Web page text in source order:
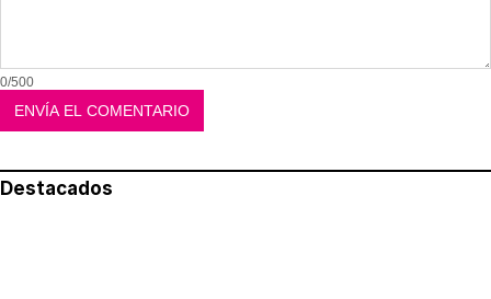
0/500
Destacados